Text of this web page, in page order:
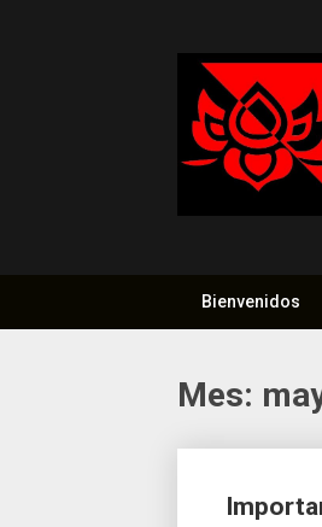
Bienvenidos
Mes: